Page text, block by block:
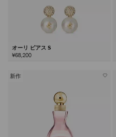
オーリ ピアス S
¥68,200
新作